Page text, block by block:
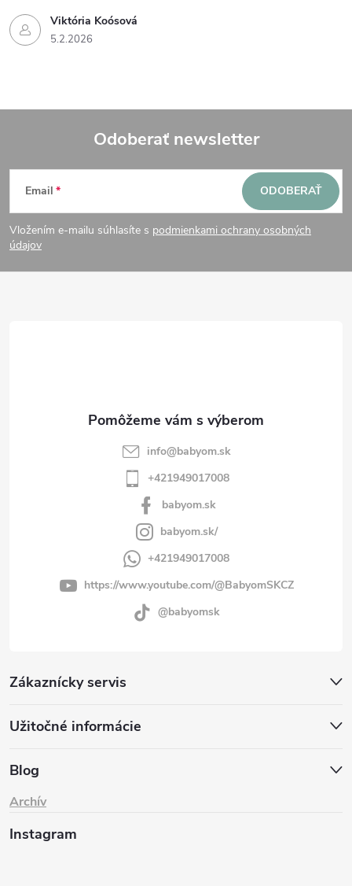
Viktória Koósová
5.2.2026
Z
á
p
Odoberať newsletter
Email
Vložením e-mailu súhlasíte s podmienkami ochrany osobných
údajov
ODOBERAŤ
Zákaznícky servis
Užitočné informácie
Blog
Archív
info@babyom.sk
+421949017008
babyom.sk
babyom.sk/
+421949017008
https://www.youtube.com/@BabyomSKCZ
@babyomsk
Instagram